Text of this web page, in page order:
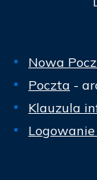
Nowa
Poczta -
Klauzula